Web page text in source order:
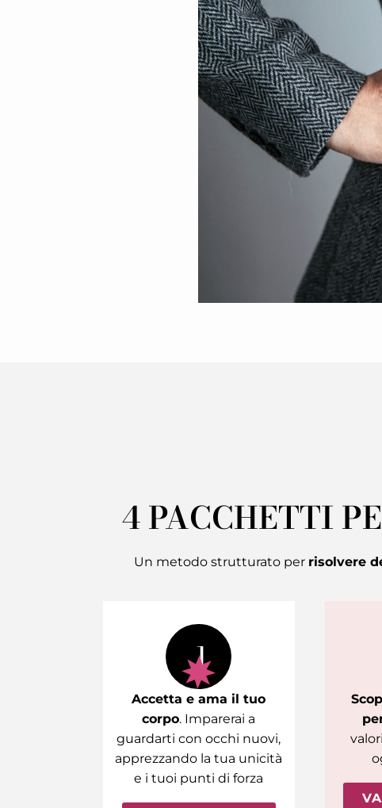
4 PACCHETTI
Un metodo strutturato per risolvere
1
Accetta e ama il tuo
corpo. Imparerai a
guardarti con occhi nuovi,
apprezzando la tua unicità
e i tuoi punti di forza